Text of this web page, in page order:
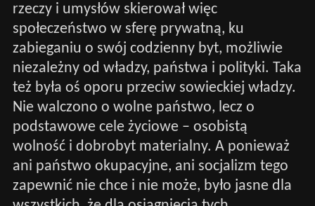
rzeczy i umysłów skierował więc
społeczeństwo w sferę prywatną, ku
zabieganiu o swój codzienny byt, możliwie
niezależny od władzy, państwa i polityki. Taka
też była oś oporu przeciw sowieckiej władzy.
Nie walczono o wolne państwo, lecz o
podstawowe cele życiowe – osobistą
wolność i dobrobyt materialny. A ponieważ
ani państwo okupacyjne, ani socjalizm tego
zapewnić nie chce i nie może, było jasne dla